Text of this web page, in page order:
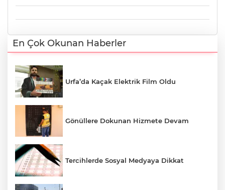
En Çok Okunan Haberler
Urfa’da Kaçak Elektrik Film Oldu
Gönüllere Dokunan Hizmete Devam
Tercihlerde Sosyal Medyaya Dikkat